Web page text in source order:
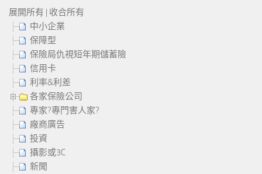
展開所有 | 收合所有
中小企業
保障型
保險局仇視短年期儲蓄險
信用卡
利率&利差
各家保險公司
專家?專門害人家?
廠商廣告
投資
攝影或3C
新聞